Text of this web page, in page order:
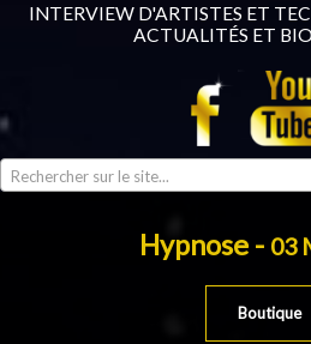
INTERVIEW D'ARTISTES ET
ACTUALITÉS ET
Rechercher sur le site...
Hypnose - 03
Boutique